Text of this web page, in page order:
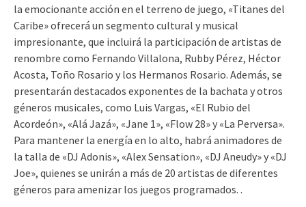
la emocionante acción en el terreno de juego, «Titanes del
Caribe» ofrecerá un segmento cultural y musical
impresionante, que incluirá la participación de artistas de
renombre como Fernando Villalona, ​​Rubby Pérez, Héctor
Acosta, Toño Rosario y los Hermanos Rosario. Además, se
presentarán destacados exponentes de la bachata y otros
géneros musicales, como Luis Vargas, «El Rubio del
Acordeón», «Alá Jazá», «Jane 1», «Flow 28» y «La Perversa».
Para mantener la energía en lo alto, habrá animadores de
la talla de «DJ Adonis», «Alex Sensation», «DJ Aneudy» y «DJ
Joe», quienes se unirán a más de 20 artistas de diferentes
géneros para amenizar los juegos programados. .